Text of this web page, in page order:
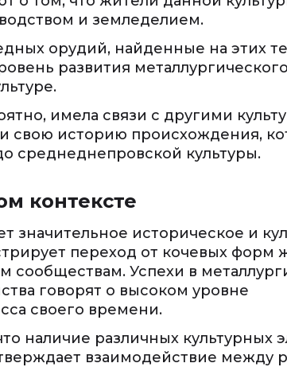
и земледелием.
орудий, найденные на этих
развития металлургического
имела связи с другими
и свою историю происхождения,
среднеднепровской культуры.
контексте
значительное историческое и
переход от кочевых форм
сообществам. Успехи в
говорят о высоком уровне
своего времени.
наличие различных культурных
взаимодействие между